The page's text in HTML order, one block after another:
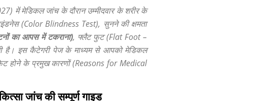
में मेडिकल जांच के दौरान उम्मीदवार के शरीर के
(Color Blindness Test), सुनने की क्षमता
का आपस में टकराना), फ्लैट फुट (Flat Foot –
है। इस कैटेगरी पेज के माध्यम से आपको मेडिकल
होने के प्रमुख कारणों (Reasons for Medical
जांच की सम्पूर्ण गाइड